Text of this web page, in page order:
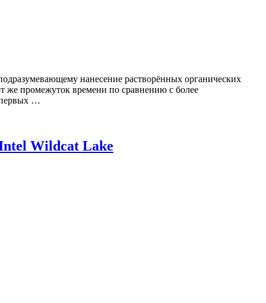
нанесение растворённых органических
же промежуток времени по сравнению с более
первых …
Wildcat Lake